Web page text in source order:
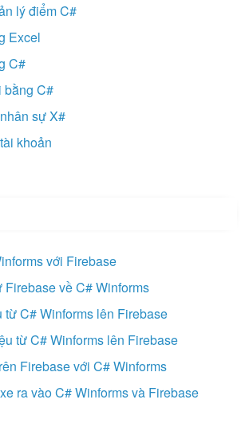
lý điểm C#
Excel
C#
bằng C#
sự X#
khoản
với Firebase
về C# Winforms
C# Winforms lên Firebase
từ C# Winforms lên Firebase
Firebase với C# Winforms
ra vào C# Winforms và Firebase